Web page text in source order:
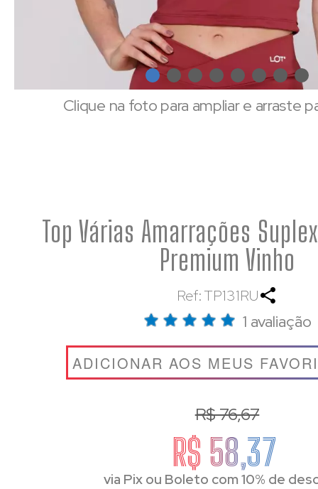
Clique na foto para ampliar e arraste
Top Várias Amarrações
Premium Vinho
Ref: TP131RU
1 avaliação
ADICIONAR AOS MEUS
R$ 76,67
R$ 58,37
via Pix ou Boleto com 10% de